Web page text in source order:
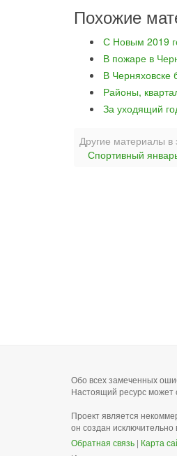
Похожие
С Новым 2019
В пожаре в
В Черняховске
Районы,
За уходящий
Другие материалы в
Спортивный
Обо всех замеченных
Настоящий ресурс может
Проект является
он создан
Обратная связь | Карта